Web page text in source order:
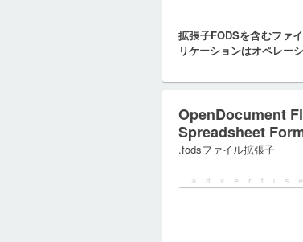
拡張子FODSを含むファ
リケーションはオペレー
OpenDocument
Spreadsheet
.fodsファイル拡張子